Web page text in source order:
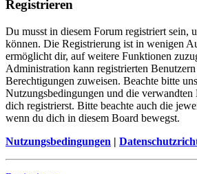
Registrieren
Du musst in diesem Forum registriert sein,
können. Die Registrierung ist in wenigen
ermöglicht dir, auf weitere Funktionen
Administration kann registrierten
Berechtigungen zuweisen. Beachte bitte
Nutzungsbedingungen und die verwandten
dich registrierst. Bitte beachte auch die
wenn du dich in diesem Board bewegst.
Nutzungsbedingungen |